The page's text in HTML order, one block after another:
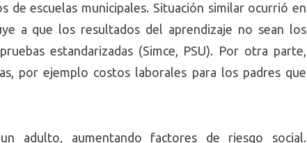
escuelas municipales. Situación similar ocurrió en
a que los resultados del aprendizaje no sean los
estandarizadas (Simce, PSU). Por otra parte,
por ejemplo costos laborales para los padres que
adulto, aumentando factores de riesgo social.